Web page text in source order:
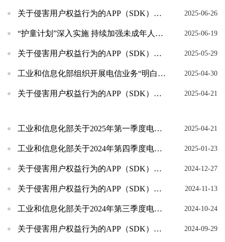
关于侵害用户权益行为的APP（SDK）通报 （2025年第3批，总第48批） 2025-06-26
“护童计划”深入实施 持续加强未成年人个人信息网络保护 2025-06-19
关于侵害用户权益行为的APP（SDK）通报 （2025年第2批，总第47批） 2025-05-29
工业和信息化部组织开展电信业务“明白办、放心用”行动 2025-04-30
关于侵害用户权益行为的APP（SDK）通报 （2025年第1批，总第46批） 2025-04-21
工业和信息化部关于2025年第一季度电信服务质量的通告 2025-04-21
工业和信息化部关于2024年第四季度电信服务质量的通告 2025-01-23
关于侵害用户权益行为的APP（SDK）通报 （2024年第10批，总第45批） 2024-12-27
关于侵害用户权益行为的APP（SDK）通报 （2024年第9批，总第44批） 2024-11-13
工业和信息化部关于2024年第三季度电信服务质量的通告 2024-10-24
关于侵害用户权益行为的APP（SDK）通报 （2024年第8批，总第43批） 2024-09-29